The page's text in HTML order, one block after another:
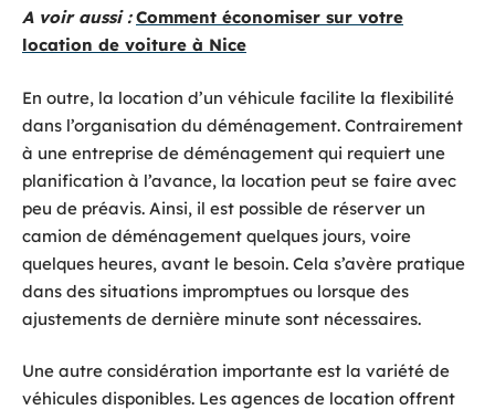
A voir aussi : Comment économiser sur votre
location de voiture à Nice
En outre, la location d’un véhicule facilite la flexibilité
dans l’organisation du déménagement. Contrairement
à une entreprise de déménagement qui requiert une
planification à l’avance, la location peut se faire avec
peu de préavis. Ainsi, il est possible de réserver un
camion de déménagement quelques jours, voire
quelques heures, avant le besoin. Cela s’avère pratique
dans des situations impromptues ou lorsque des
ajustements de dernière minute sont nécessaires.
Une autre considération importante est la variété de
véhicules disponibles. Les agences de location offrent